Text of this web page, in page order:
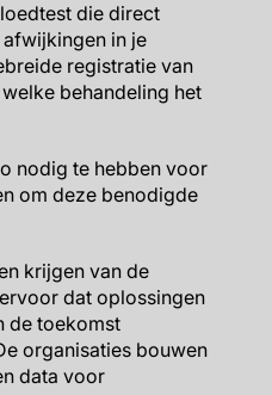
die direct
in je
registratie van
behandeling het
nodig te hebben voor
om deze benodigde
krijgen van de
dat oplossingen
de toekomst
organisaties bouwen
data voor